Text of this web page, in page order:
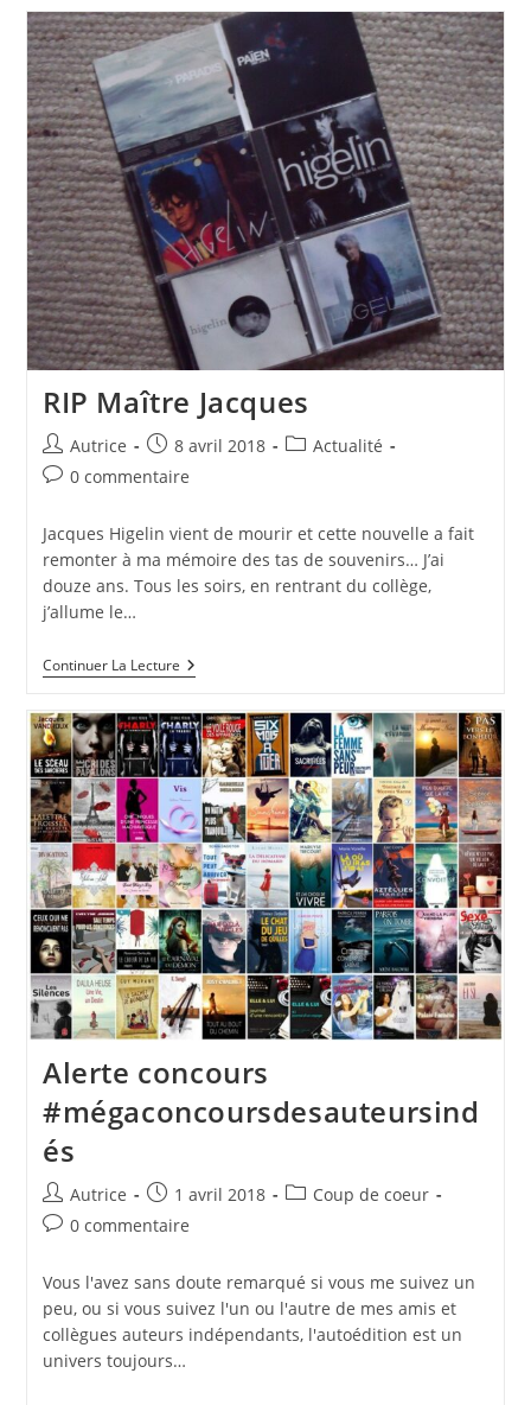
?
Puis
Quoi,
Encore
!
RIP Maître Jacques
Auteur/autrice
de
Autrice
Publication
publiée :
8 avril 2018
PostActualité
Commentaires
la
publication :
0 commentaire
Jacques Higelin vient de mourir et cette nouvelle a fait
remonter à ma mémoire des tas de souvenirs… J’ai
douze ans. Tous les soirs, en rentrant du collège,
j’allume le…
Continuer La LectureRIP
Maître
Alerte concours
#mégaconcoursdesauteursind
és
Auteur/autrice
de
Autrice
Publication
publiée :
1 avril 2018
PostCoup de coeur
Commentaires
la
publication :
0 commentaire
Vous l'avez sans doute remarqué si vous me suivez un
peu, ou si vous suivez l'un ou l'autre de mes amis et
collègues auteurs indépendants, l'autoédition est un
univers toujours…